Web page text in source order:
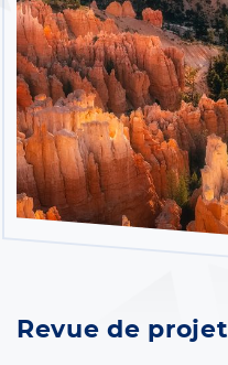
Revue de projet